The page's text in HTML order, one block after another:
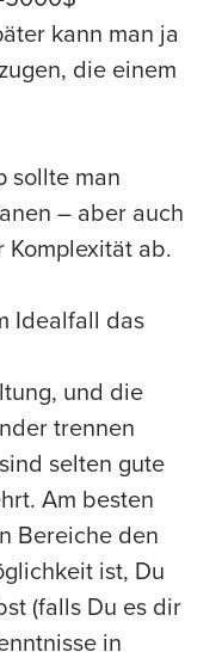
kann man ja
die einem
sollte man
– aber auch
ab.
Idealfall das
und die
trennen
selten gute
Am besten
Bereiche den
ist, Du
(falls Du es dir
in